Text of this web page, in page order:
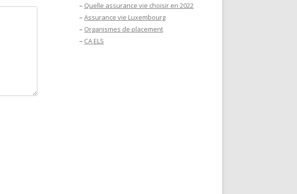
– Quelle assurance vie choisir en 2022
– Assurance vie Luxembourg
– Organismes de placement
– CA ELS